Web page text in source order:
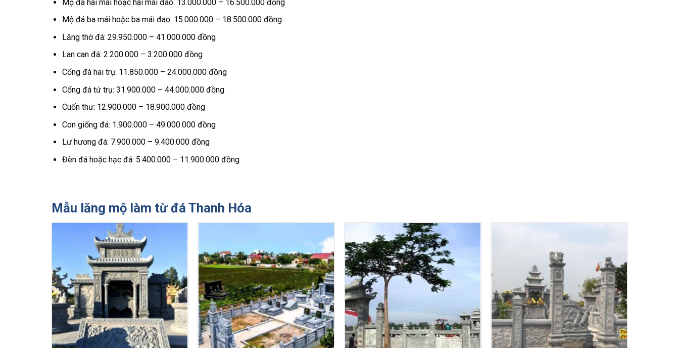
Mộ đá hai mái hoặc hai mái đao: 13.000.000 – 16.500.000 đồng
Mộ đá ba mái hoặc ba mái đao: 15.000.000 – 18.500.000 đồng
Lăng thờ đá: 29.950.000 – 41.000.000 đồng
Lan can đá: 2.200.000 – 3.200.000 đồng
Cổng đá hai trụ: 11.850.000 – 24.000.000 đồng
Cổng đá tứ trụ: 31.900.000 – 44.000.000 đồng
Cuốn thư: 12.900.000 – 18.900.000 đồng
Con giống đá: 1.900.000 – 49.000.000 đồng
Lư hương đá: 7.900.000 – 9.400.000 đồng
Đèn đá hoặc hạc đá: 5.400.000 – 11.900.000 đồng
Mẫu lăng mộ làm từ đá Thanh Hóa